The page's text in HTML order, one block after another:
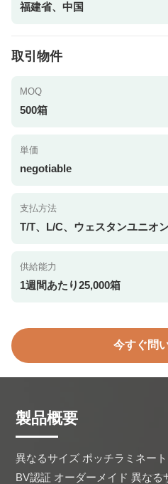
福建省、中国
取引物件
MOQ
500箱
単価
negotiable
支払方法
T/T、L/C、ウェスタンユニオ
供給能力
1週間あたり25,000箱
今すぐ問
製品概要
異なるサイズ ポッチラミネー
BV認証 オーダーメイド 異な